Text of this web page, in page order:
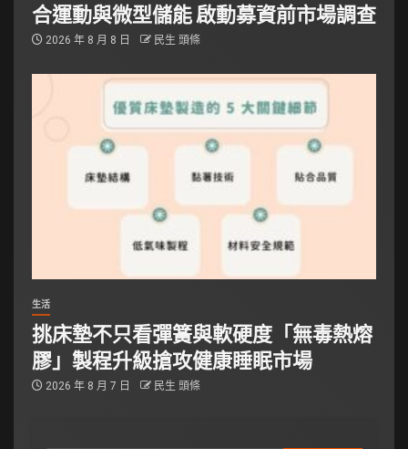
合運動與微型儲能 啟動募資前市場調查
2026 年 8 月 8 日 民生 頭條
生活
挑床墊不只看彈簧與軟硬度「無毒熱熔
膠」製程升級搶攻健康睡眠市場
2026 年 8 月 7 日 民生 頭條